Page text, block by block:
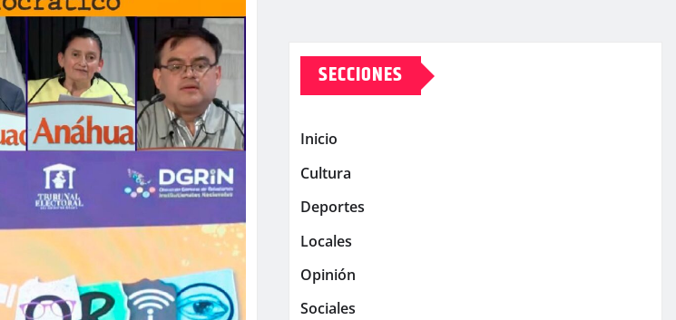
SECCIONES
Inicio
Cultura
Deportes
Locales
Opinión
Sociales